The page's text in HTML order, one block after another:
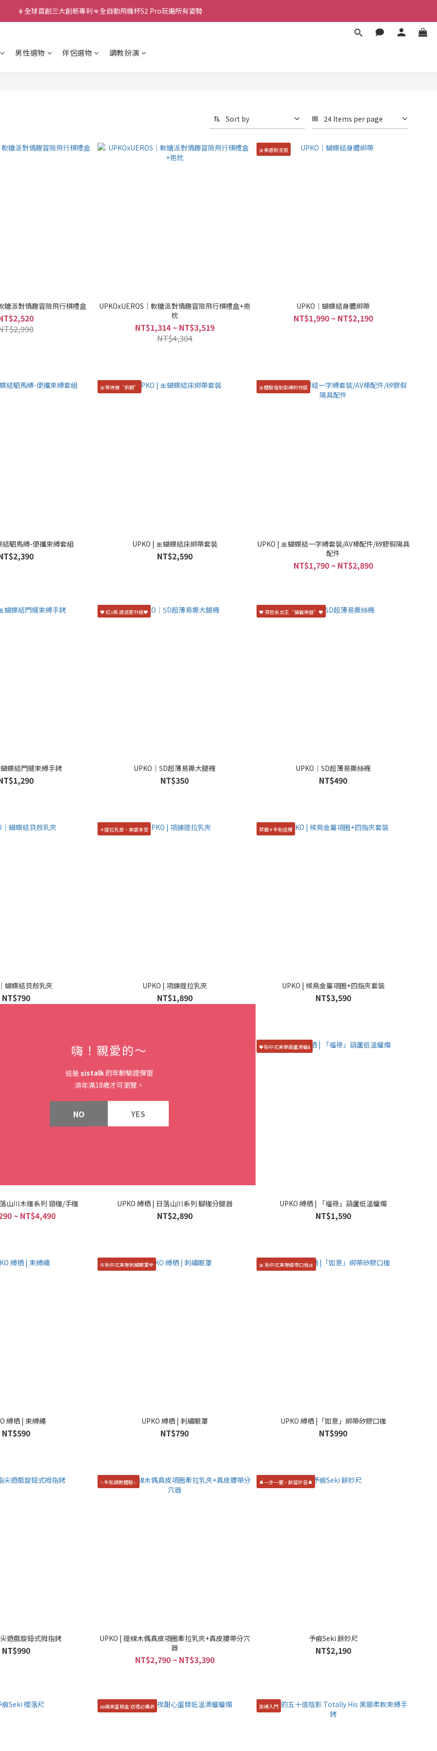
新款智能炮機👍小奶狗🩷小飛象💜
🎇全球首創三大創新專利👊全自動飛機杯S2 Pro玩遍所有姿勢
男性選物 伴侶選物 調教扮演
Sort by 24 Items per page
糖派對情趣冒險飛行棋禮盒
UPKOxUEROS｜軟糖派對情趣冒險飛行棋禮盒+抱
枕
NT$1,314 ~ NT$3,519
NT$4,304
🎀美虐新主張
UPKO｜蝴蝶結身體綁帶
NT$1,990 ~ NT$2,190
結駟馬縛-便攜束縛套組
🎀等待被“拆開”
UPKO | 🎀蝴蝶結床綁帶套裝
NT$2,590
🎀體驗強制束縛的快感
UPKO | 🎀蝴蝶結一字縛套裝/AV棒配件/矽膠假陽具
配件
NT$1,790 ~ NT$2,890
蝶結門縫束縛手銬
🖤 紅x黑 誘惑更升級🖤
UPKO｜5D超薄易撕大腿襪
NT$350
🖤 禁慾系女王“捕獵神器”🖤
UPKO｜5D超薄易撕絲襪
NT$490
蝴蝶結貝殼乳夾
NT$790
⚜️提拉乳首、美虐享受
UPKO | 項鍊提拉乳夾
NT$1,890
禁錮⚜️全新詮釋
UPKO | 候鳥金屬項圈+四指夾套裝
NT$3,590
山川木枷系列 頸枷/手枷
~ NT$4,490
🌄新中式美學古代木枷🔒
UPKO 縛栖 | 日落山川系列 腳枷分腿器
NT$2,890
💝新中式美學葫蘆滴蠟🕯️
UPKO 縛栖 | 「福祿」葫蘆低溫蠟燭
NT$1,590
縛栖 | 束縛繩
NT$590
🌸新中式美學刺繡眼罩💙
UPKO 縛栖 | 刺繡眼罩
NT$790
🎀 新中式美學緞帶口枷🎀
UPKO 縛栖 |「如意」綁帶矽膠口枷
NT$990
遊戲旋鈕式拇指銬
NT$990
✨全新調教體驗✨
UPKO | 提線木偶真皮項圈牽拉乳夾+真皮腰帶分穴
器
NT$2,790 ~ NT$3,390
🔔一步一響，餘留妙音🔔
予痕Seki 餘妙尺
NT$2,190
🍰精美蛋糕盒 送禮必備🎁 束縛入門
嗨！親愛的～
這是sistalk 的年齡驗證彈窗
須年滿18歲才可瀏覽。
NO YES